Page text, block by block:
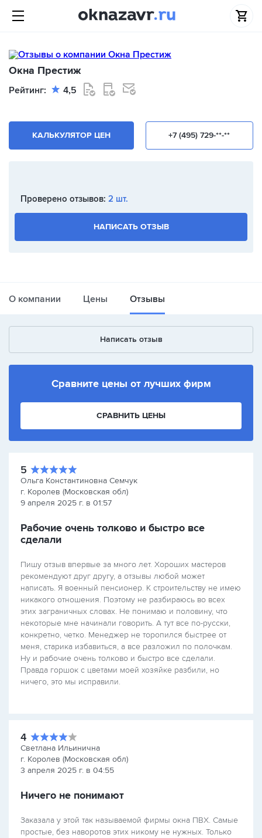
Окна Престиж
Рейтинг: 4,5
+7 (495) 729-**-**
КАЛЬКУЛЯТОР ЦЕН
Проверено отзывов: 2 шт.
НАПИСАТЬ ОТЗЫВ
О компании Цены Отзывы
Написать отзыв
Сравните цены от лучших фирм
СРАВНИТЬ ЦЕНЫ
5
Ольга Константиновна Семчук
г. Королев (Московская обл)
9 апреля 2025 г. в 01:57
Рабочие очень толково и быстро все
сделали
Пишу отзыв впервые за много лет. Хороших мастеров
рекомендуют друг другу, а отзывы любой может
написать. Я военный пенсионер. К строительству не имею
никакого отношения. Поэтому не разбираюсь во всех
этих заграничных словах. Не понимаю и половину, что
некоторые мне начинали говорить. А тут все по-русски,
конкретно, четко. Менеджер не торопился быстрее от
меня, старика избавиться, а все разложил по полочкам.
Ну и рабочие очень толково и быстро все сделали.
Правда горшок с цветами моей хозяйке разбили, но
ничего, это мы исправили.
4
Светлана Ильинична
г. Королев (Московская обл)
3 апреля 2025 г. в 04:55
Ничего не понимают
Заказала у этой так называемой фирмы окна ПВХ. Самые
простые, без наворотов этих никому не нужных. Только